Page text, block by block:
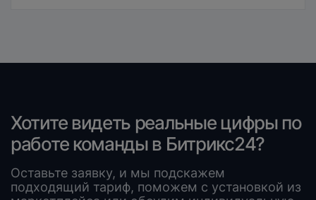
Хотите видеть реальные цифры по
работе команды в Битрикс24?
Оставьте заявку, и мы подскажем
подходящий тариф, поможем с установкой из